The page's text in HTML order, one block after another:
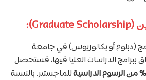
(دبلوم أو بكالوريوس) في جامعة
ببرامج الدراسات العليا فيها، فستحصل
للماجستير. بالنسبة